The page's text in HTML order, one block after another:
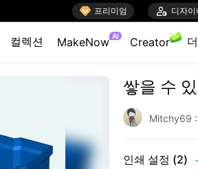
 프리미엄  디자이
컬렉션 MakeNow AI Creator 더
쌓을 수
Mitchy69
인쇄 설정 (2)